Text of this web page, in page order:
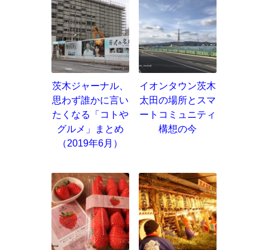
茨木ジャーナル、
思わず誰かに言い
たくなる「コトや
グルメ」まとめ
（2019年6月）
イオンタウン茨木
太田の場所とスマ
ートコミュニティ
構想の今